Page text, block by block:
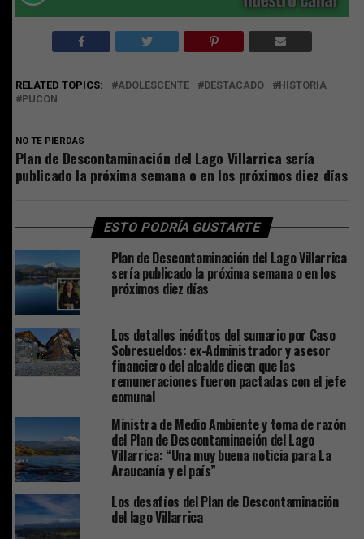
RELATED TOPICS: ADOLESCENTE DESTACADO
HISTORIA
PUCON
NO TE PIERDAS
Plan de Descontaminación del Lago Villarrica sería
publicado la próxima semana o en los próximos diez días
ESTO PODRÍA GUSTARTE
Plan de Descontaminación del Lago Villarrica
sería publicado la próxima semana o en los
próximos diez días
Los detalles inéditos del sumario por Caso
Sobresueldos: ex-Administrador y asesor
financiero del alcalde dicen que las
remuneraciones fueron pactadas con el jefe
comunal
Ministra de Medio Ambiente y toma de razón
del Plan de Descontaminación del Lago
Villarrica: “Una muy buena noticia para La
Araucanía y el país”
Los desafíos del Plan de Descontaminación
del lago Villarrica